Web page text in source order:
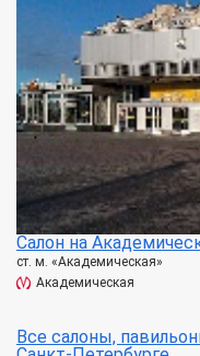
Салон на
ст. м. «Академическая»
Академическая
Все салоны,